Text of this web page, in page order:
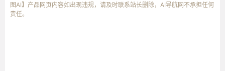
图AI】产品网页内容如出现违规，请及时联系站长删除，AI导航网不承担任何
责任。